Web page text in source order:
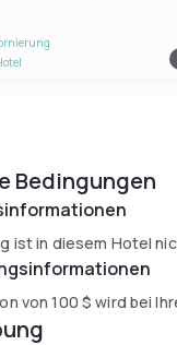
Bedingungen
ist in diesem Hotel
von100 $ wird bei